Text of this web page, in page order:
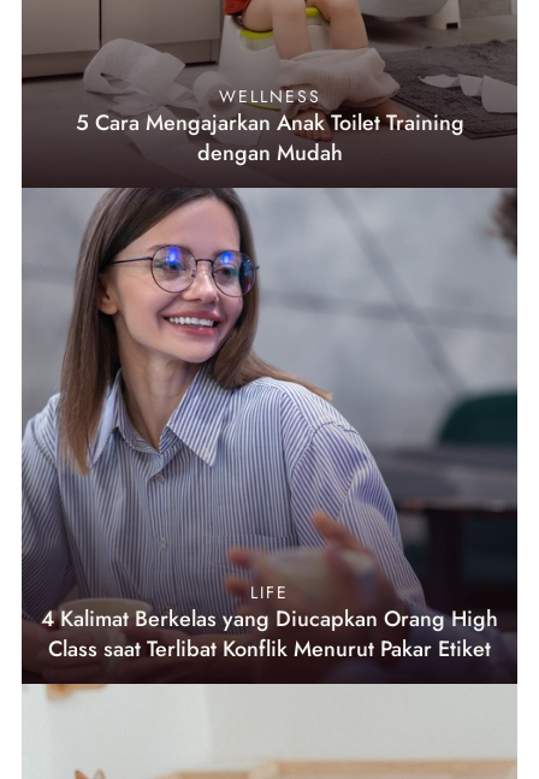
WELLNESS
5 Cara Mengajarkan Anak Toilet Training
dengan Mudah
LIFE
4 Kalimat Berkelas yang Diucapkan Orang High
Class saat Terlibat Konflik Menurut Pakar Etiket